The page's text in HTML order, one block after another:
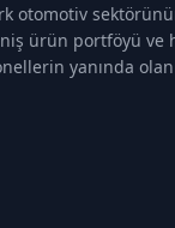
otomotiv
ürün portföyü ve
yanında